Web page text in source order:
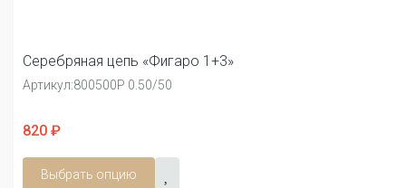
Серебряная цепь «Фигаро 1+3»
Артикул:800500Р 0.50/50
820 ₽
Выбрать опцию